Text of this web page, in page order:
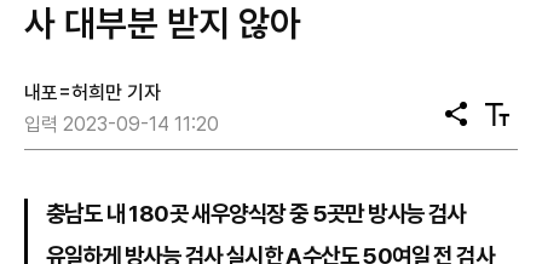
사 대부분 받지 않아
내포=허희만 기자
입력 2023-09-14 11:20
공
유
텍
스
충남도 내 180곳 새우양식장 중 5곳만 방사능 검사
유일하게 방사능 검사 실시한 A수산도 50여일 전 검사